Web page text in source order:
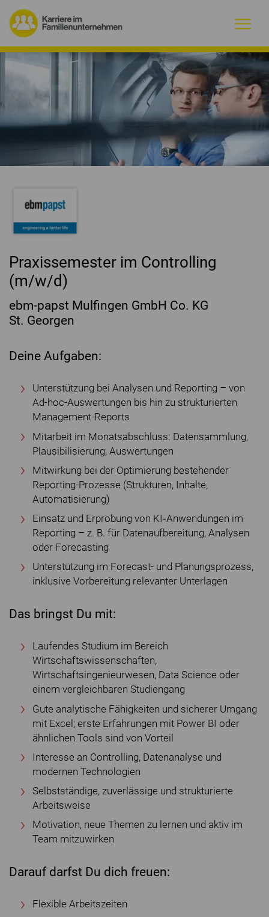
Warum Familienunternehmen?
Firmenprofile
Jobs
Magazin
Initiative
Kontakt
Praxissemester im Controlling
(m/w/d)
ebm-papst Mulfingen GmbH Co. KG
St. Georgen
Deine Aufgaben:
Unterstützung bei Analysen und Reporting – von
Ad-hoc-Auswertungen bis hin zu strukturierten
Management-Reports
Mitarbeit im Monatsabschluss: Datensammlung,
Plausibilisierung, Auswertungen
Mitwirkung bei der Optimierung bestehender
Reporting-Prozesse (Strukturen, Inhalte,
Automatisierung)
Einsatz und Erprobung von KI‐Anwendungen im
Reporting – z. B. für Datenaufbereitung, Analysen
oder Forecasting
Unterstützung im Forecast- und Planungsprozess,
inklusive Vorbereitung relevanter Unterlagen
Das bringst Du mit:
Laufendes Studium im Bereich
Wirtschaftswissenschaften,
Wirtschaftsingenieurwesen, Data Science oder
einem vergleichbaren Studiengang
Gute analytische Fähigkeiten und sicherer Umgang
mit Excel; erste Erfahrungen mit Power BI oder
ähnlichen Tools sind von Vorteil
Interesse an Controlling, Datenanalyse und
modernen Technologien
Selbstständige, zuverlässige und strukturierte
Arbeitsweise
Motivation, neue Themen zu lernen und aktiv im
Team mitzuwirken
Darauf darfst Du dich freuen:
Flexible Arbeitszeiten